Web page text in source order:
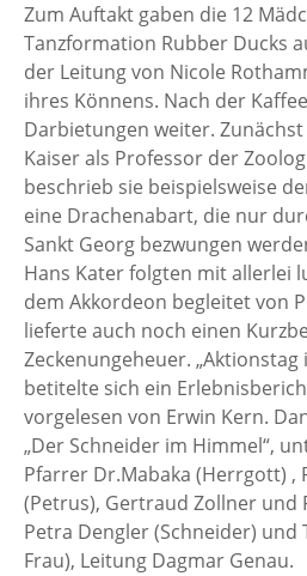
Zum Auftakt gaben die 12
Tanzformation Rubber Ducks
der Leitung von Nicole
ihres Könnens. Nach der
Darbietungen weiter.
Kaiser als Professor der
beschrieb sie beispielsweise
eine Drachenabart, die nur
Sankt Georg bezwungen
Hans Kater folgten mit allerlei
dem Akkordeon begleitet von
lieferte auch noch einen
Zeckenungeheuer.
betitelte sich ein
vorgelesen von Erwin Kern.
„Der Schneider im Himmel“,
Pfarrer Dr.Mabaka (Herrgott) ,
(Petrus), Gertraud Zollner und
Petra Dengler (Schneider) und
Frau), Leitung Dagmar Genau.